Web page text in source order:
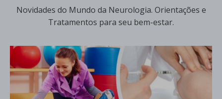
Novidades do Mundo da Neurologia. Orientações e
Tratamentos para seu bem-estar.